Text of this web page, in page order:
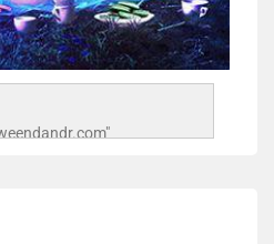
n.jpg"
/></a>